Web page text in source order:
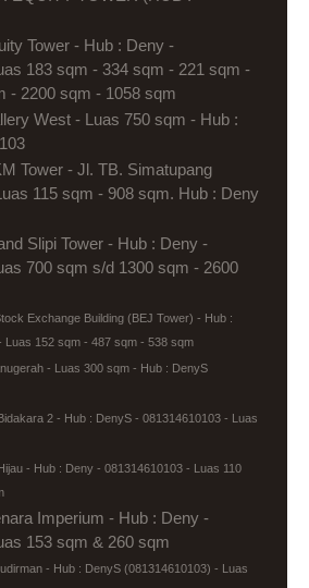
Tower - Hub : Deny -
183 sqm - 334 sqm - 221 sqm -
- 2200 sqm - 1058 sqm
West - Luas 750 sqm - Hub :
Tower - Jl. TB. Simatupang
115 sqm - 908 sqm. Hub : Deny
Slipi Tower - Hub : Deny -
700 sqm s/d 1300 sqm - 2600
Exchange Building (BEJ Tower) - Hub :
Luas 152 sqm - 487 sqm - 538 sqm
- Luas 300 sqm - Hub : DenyS
2 - Hub : DenyS - 081314610103 - Luas
- Hub : Deny - 081314610103 - Luas 110
Imperium - Hub : Deny -
153 sqm & 260 sqm
- Hub : DenyS (081314610103) - Luas